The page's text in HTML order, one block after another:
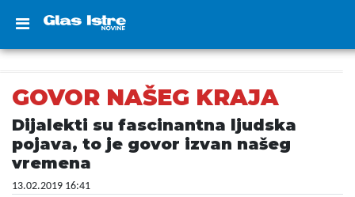
GOVOR NAŠEG KRAJA
Dijalekti su fascinantna ljudska
pojava, to je govor izvan našeg
vremena
13.02.2019 16:41